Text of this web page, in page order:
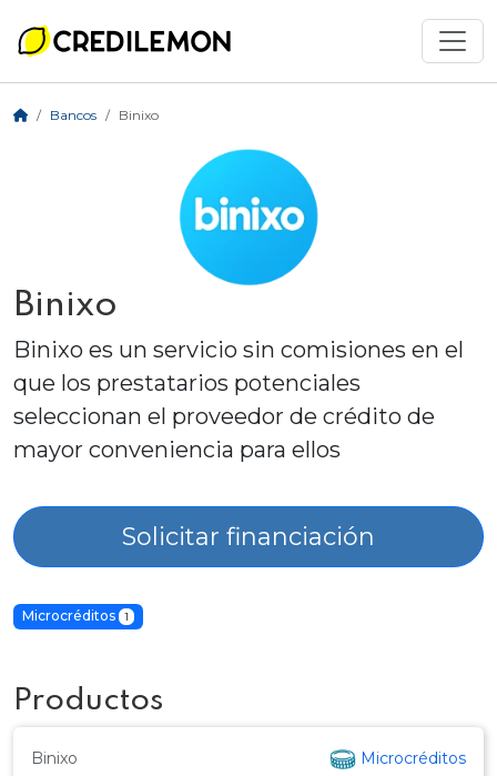
Bancos Binixo
Binixo
Binixo es un servicio sin comisiones en el
que los prestatarios potenciales
seleccionan el proveedor de crédito de
mayor conveniencia para ellos
Solicitar financiación
Microcréditos 1
Productos
Binixo Microcréditos